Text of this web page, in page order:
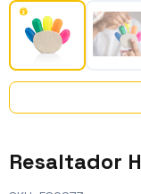
Resaltador